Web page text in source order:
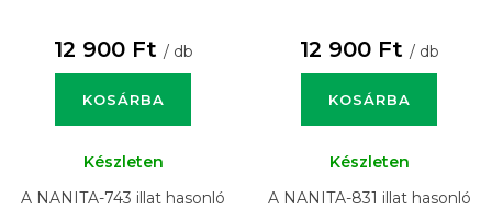
12 900 Ft / db
KOSÁRBA
Készleten
A NANITA-743 illat hasonló
12 900 Ft / db
KOSÁRBA
Készleten
A NANITA-831 illat hasonló